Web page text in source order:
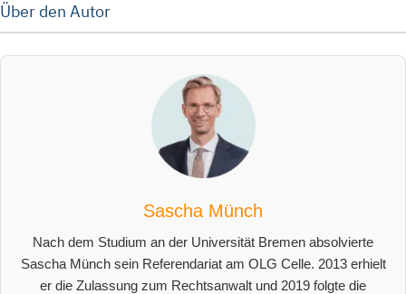
Über den Autor
Sascha Münch
Nach dem Studium an der Universität Bremen absolvierte
Sascha Münch sein Referendariat am OLG Celle. 2013 erhielt
er die Zulassung zum Rechtsanwalt und 2019 folgte die